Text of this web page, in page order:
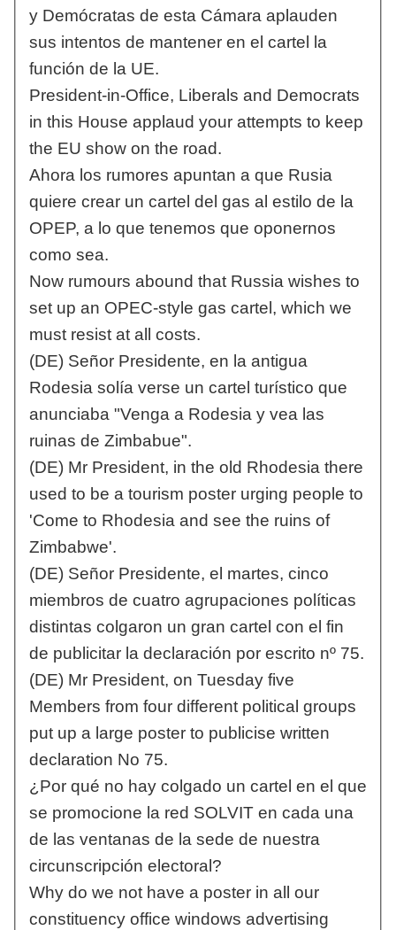
y Demócratas de esta Cámara aplauden
sus intentos de mantener en el cartel la
función de la UE.
President-in-Office, Liberals and Democrats
in this House applaud your attempts to keep
the EU show on the road.
Ahora los rumores apuntan a que Rusia
quiere crear un cartel del gas al estilo de la
OPEP, a lo que tenemos que oponernos
como sea.
Now rumours abound that Russia wishes to
set up an OPEC-style gas cartel, which we
must resist at all costs.
(DE) Señor Presidente, en la antigua
Rodesia solía verse un cartel turístico que
anunciaba "Venga a Rodesia y vea las
ruinas de Zimbabue".
(DE) Mr President, in the old Rhodesia there
used to be a tourism poster urging people to
'Come to Rhodesia and see the ruins of
Zimbabwe'.
(DE) Señor Presidente, el martes, cinco
miembros de cuatro agrupaciones políticas
distintas colgaron un gran cartel con el fin
de publicitar la declaración por escrito nº 75.
(DE) Mr President, on Tuesday five
Members from four different political groups
put up a large poster to publicise written
declaration No 75.
¿Por qué no hay colgado un cartel en el que
se promocione la red SOLVIT en cada una
de las ventanas de la sede de nuestra
circunscripción electoral?
Why do we not have a poster in all our
constituency office windows advertising